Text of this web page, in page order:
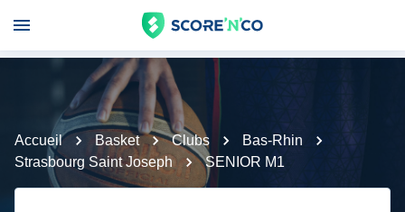
Accueil Basket Clubs
Bas-Rhin
Strasbourg Saint Joseph
SENIOR M1